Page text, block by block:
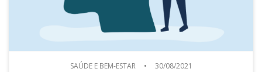
SAÚDE E BEM-ESTAR • 30/08/2021